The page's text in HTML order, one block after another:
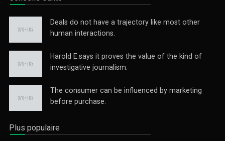
Deals do not have a trajectory like most other
human interactions.
Harold E.says it proves the value of the kind of
investigative journalism.
The consumer can be influenced by marketing
before purchase.
Plus populaire